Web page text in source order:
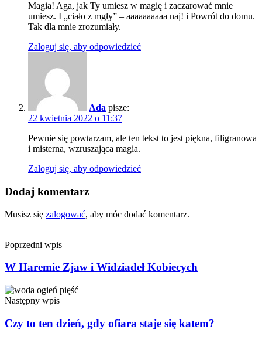
Magia! Aga, jak Ty umiesz w magię i zaczarować mnie
umiesz. I „ciało z mgły” – aaaaaaaaaa naj! i Powrót do domu.
Tak dla mnie zrozumiały.
Zaloguj się, aby odpowiedzieć
Ada pisze:
22 kwietnia 2022 o 11:37
Pewnie się powtarzam, ale ten tekst to jest piękna, filigranowa
i misterna, wzruszająca magia.
Zaloguj się, aby odpowiedzieć
Dodaj komentarz
Musisz się zalogować, aby móc dodać komentarz.
Poprzedni wpis
W Haremie Zjaw i Widziadeł Kobiecych
Następny wpis
Czy to ten dzień, gdy ofiara staje się katem?